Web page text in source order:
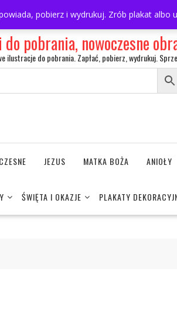
pobierz i wydrukuj. Zrób plakat albo
pobrania, nowoczesne
do pobrania. Zapłać, pobierz, wydrukuj.
JEZUS MATKA BOŻA ANIOŁY
ŚWIĘTA I OKAZJE PLAKATY